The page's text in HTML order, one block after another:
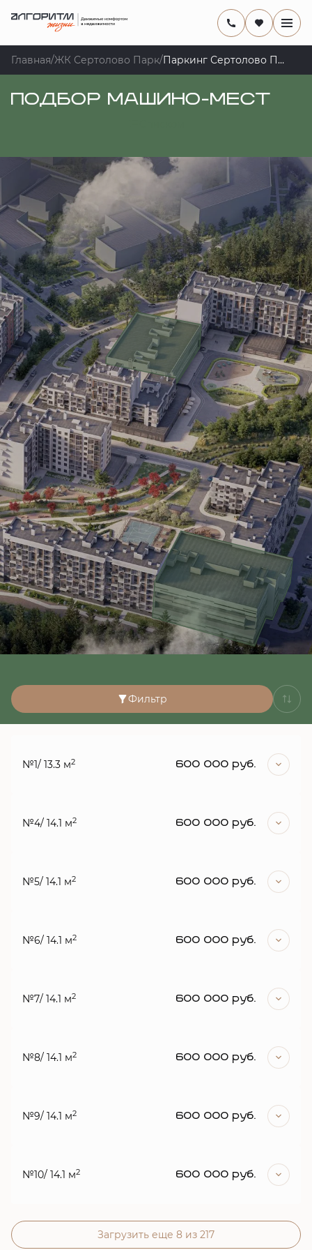
Главная/ЖК Сертолово Парк/ Паркинг Сертолово Парк
ПОДБОР МАШИНО-МЕСТ
Фильтр
№1/ 13.3 м2 600 000 руб.
№4/ 14.1 м2 600 000 руб.
№5/ 14.1 м2 600 000 руб.
№6/ 14.1 м2 600 000 руб.
№7/ 14.1 м2 600 000 руб.
№8/ 14.1 м2 600 000 руб.
№9/ 14.1 м2 600 000 руб.
№10/ 14.1 м2 600 000 руб.
Загрузить еще 8 из 217